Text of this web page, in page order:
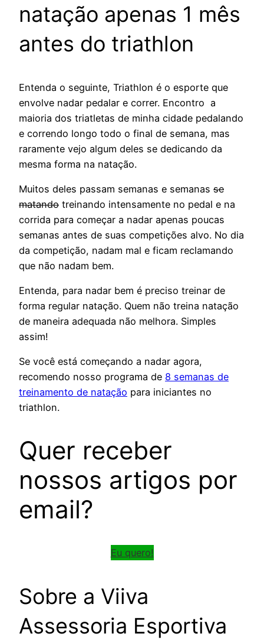
natação apenas 1 mês
antes do triathlon
Entenda o seguinte, Triathlon é o esporte que
envolve nadar pedalar e correr. Encontro a
maioria dos triatletas de minha cidade pedalando
e correndo longo todo o final de semana, mas
raramente vejo algum deles se dedicando da
mesma forma na natação.
Muitos deles passam semanas e semanas se
matando treinando intensamente no pedal e na
corrida para começar a nadar apenas poucas
semanas antes de suas competições alvo. No dia
da competição, nadam mal e ficam reclamando
que não nadam bem.
Entenda, para nadar bem é preciso treinar de
forma regular natação. Quem não treina natação
de maneira adequada não melhora. Simples
assim!
Se você está começando a nadar agora,
recomendo nosso programa de 8 semanas de
treinamento de natação para iniciantes no
triathlon.
Quer receber
nossos artigos por
email?
Eu quero!
Sobre a Viiva
Assessoria Esportiva